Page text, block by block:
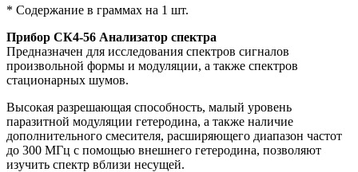
* Содержание в граммах на 1 шт.
Прибор СК4-56 Анализатор спектра
Предназначен для исследования спектров сигналов
произвольной формы и модуляции, а также спектров
стационарных шумов.
Высокая разрешающая способность, малый уровень
паразитной модуляции гетеродина, а также наличие
дополнительного смесителя, расширяющего диапазон частот
до 300 МГц с помощью внешнего гетеродина, позволяют
изучить спектр вблизи несущей.